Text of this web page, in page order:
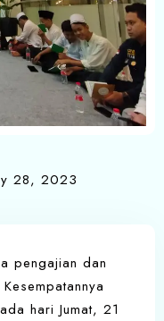
28, 2023
pengajian dan
hari Jumat, 21